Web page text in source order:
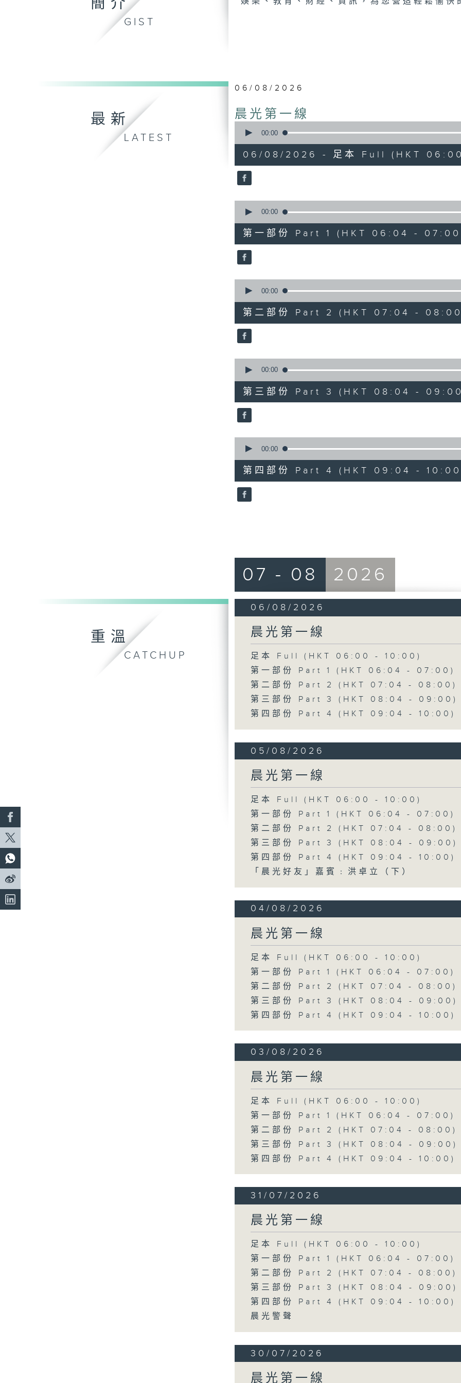
簡介
GIST
最新
LATEST
06/08/2026
晨光第一線
seconds
hours,
25
minutes,
20
90%
00:00
06/08/2026 - 足本 Full (HKT
seconds
51
minutes,
0
seconds
90%
00:00
第一部份 Part 1 (HKT 06:04 -
seconds
53
minutes,
29
seconds
90%
00:00
第二部份 Part 2 (HKT 07:04 -
seconds
50
minutes,
0
seconds
90%
00:00
第三部份 Part 3 (HKT 08:04 -
seconds
51
minutes,
30
seconds
90%
00:00
第四部份 Part 4 (HKT 09:04 -
重溫
CATCHUP
07 - 08 2026
06/08/2026
晨光第一線
足本 Full (HKT 06:00 - 10:00)
第一部份 Part 1 (HKT 06:04 - 07:00)
第二部份 Part 2 (HKT 07:04 - 08:00)
第三部份 Part 3 (HKT 08:04 - 09:00)
第四部份 Part 4 (HKT 09:04 - 10:00)
05/08/2026
晨光第一線
足本 Full (HKT 06:00 - 10:00)
第一部份 Part 1 (HKT 06:04 - 07:00)
第二部份 Part 2 (HKT 07:04 - 08:00)
第三部份 Part 3 (HKT 08:04 - 09:00)
第四部份 Part 4 (HKT 09:04 - 10:00)
「晨光好友」嘉賓﹕洪卓立（下）
04/08/2026
晨光第一線
足本 Full (HKT 06:00 - 10:00)
第一部份 Part 1 (HKT 06:04 - 07:00)
第二部份 Part 2 (HKT 07:04 - 08:00)
第三部份 Part 3 (HKT 08:04 - 09:00)
第四部份 Part 4 (HKT 09:04 - 10:00)
03/08/2026
晨光第一線
足本 Full (HKT 06:00 - 10:00)
第一部份 Part 1 (HKT 06:04 - 07:00)
第二部份 Part 2 (HKT 07:04 - 08:00)
第三部份 Part 3 (HKT 08:04 - 09:00)
第四部份 Part 4 (HKT 09:04 - 10:00)
31/07/2026
晨光第一線
足本 Full (HKT 06:00 - 10:00)
第一部份 Part 1 (HKT 06:04 - 07:00)
第二部份 Part 2 (HKT 07:04 - 08:00)
第三部份 Part 3 (HKT 08:04 - 09:00)
第四部份 Part 4 (HKT 09:04 - 10:00)
晨光警聲
30/07/2026
晨光第一線